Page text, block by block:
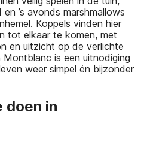
’s avonds marshmallows
Koppels vinden hier
tot elkaar te komen, met
en uitzicht op de verlichte
is een uitnodiging
weer simpel én bijzonder
doen in